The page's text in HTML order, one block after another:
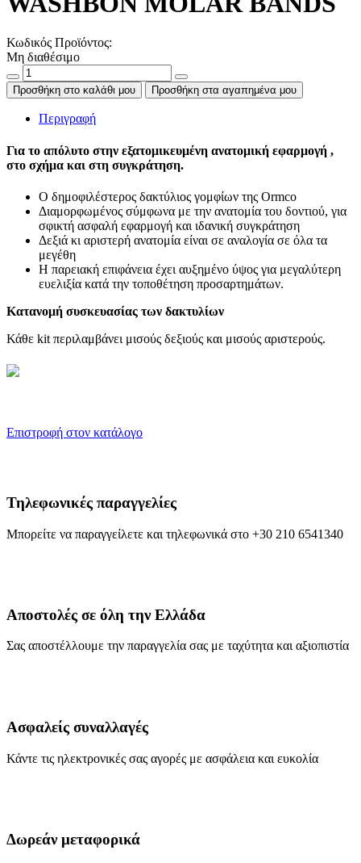
Κωδικός Προϊόντος:
Μη διαθέσιμο
Προσθήκη στο καλάθι μου Προσθήκη στα αγαπημένα μου
Περιγραφή
Για το απόλυτο στην εξατομικευμένη ανατομική εφαρμογή ,
στο σχήμα και στη συγκράτηση.
Ο δημοφιλέστερος δακτύλιος γομφίων της Ormco
Διαμορφωμένος σύμφωνα με την ανατομία του δοντιού, για
σφικτή ασφαλή εφαρμογή και ιδανική συγκράτηση
Δεξιά κι αριστερή ανατομία είναι σε αναλογία σε όλα τα
μεγέθη
Η παρειακή επιφάνεια έχει αυξημένο ύψος για μεγαλύτερη
ευελιξία κατά την τοποθέτηση προσαρτημάτων.
Κατανομή συσκευασίας των δακτυλίων
Κάθε kit περιλαμβάνει μισούς δεξιούς και μισούς αριστερούς.
Επιστροφή στον κατάλογο
Τηλεφωνικές παραγγελίες
Μπορείτε να παραγγείλετε και τηλεφωνικά στο +30 210 6541340
Αποστολές σε όλη την Ελλάδα
Σας αποστέλλουμε την παραγγελία σας με ταχύτητα και αξιοπιστία
Ασφαλείς συναλλαγές
Κάντε τις ηλεκτρονικές σας αγορές με ασφάλεια και ευκολία
Δωρεάν μεταφορικά